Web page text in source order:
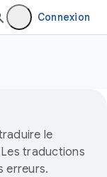
Connexion
le
traductions
erreurs.